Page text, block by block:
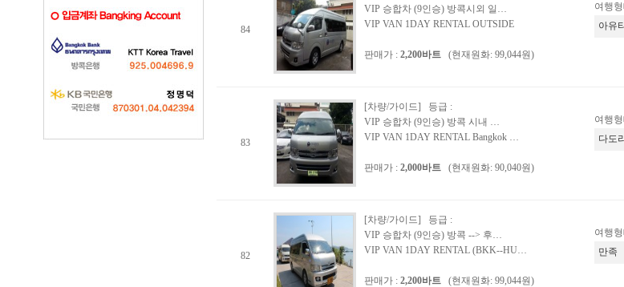
84
VIP 승합차 (9인승) 방콕시외 일…
VIP VAN 1DAY RENTAL OUTSIDE
판매가 : 2,200바트 (현재원화: 99,044원)
여행
아유
83
[차량/가이드] 등급 :
VIP 승합차 (9인승) 방콕 시내 …
VIP VAN 1DAY RENTAL Bangkok …
판매가 : 2,000바트 (현재원화: 90,040원)
여행
다도
82
[차량/가이드] 등급 :
VIP 승합차 (9인승) 방콕 --> 후…
VIP VAN 1DAY RENTAL (BKK--HU…
판매가 : 2,200바트 (현재원화: 99,044원)
여행
만족